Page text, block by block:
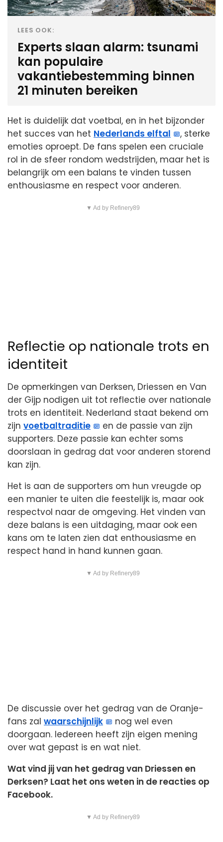
LEES OOK:
Experts slaan alarm: tsunami
kan populaire
vakantiebestemming binnen
21 minuten bereiken
Het is duidelijk dat voetbal, en in het bijzonder
het succes van het Nederlands elftal
, sterke
emoties oproept. De fans spelen een cruciale
rol in de sfeer rondom wedstrijden, maar het is
belangrijk om een balans te vinden tussen
enthousiasme en respect voor anderen.
▼ Ad by Refinery89
Reflectie op nationale trots en
identiteit
De opmerkingen van Derksen, Driessen en Van
der Gijp nodigen uit tot reflectie over nationale
trots en identiteit. Nederland staat bekend om
zijn voetbaltraditie
en de passie van zijn
supporters. Deze passie kan echter soms
doorslaan in gedrag dat voor anderen storend
kan zijn.
Het is aan de supporters om hun vreugde op
een manier te uiten die feestelijk is, maar ook
respectvol naar de omgeving. Het vinden van
deze balans is een uitdaging, maar ook een
kans om te laten zien dat enthousiasme en
respect hand in hand kunnen gaan.
▼ Ad by Refinery89
De discussie over het gedrag van de Oranje-
fans zal waarschijnlijk
nog wel even
doorgaan. Iedereen heeft zijn eigen mening
over wat gepast is en wat niet.
Wat vind jij van het gedrag van Driessen en
Derksen? Laat het ons weten in de reacties op
Facebook.
▼ Ad by Refinery89